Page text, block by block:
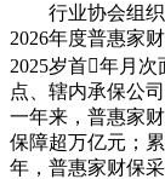
行业协会组织
2026年度普惠家
2025岁首年月
点、辖内承保公
一年来，普惠家
保障超万亿元；
年，普惠家财保